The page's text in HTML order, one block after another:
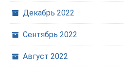
Декабрь 2022
Сентябрь 2022
Август 2022